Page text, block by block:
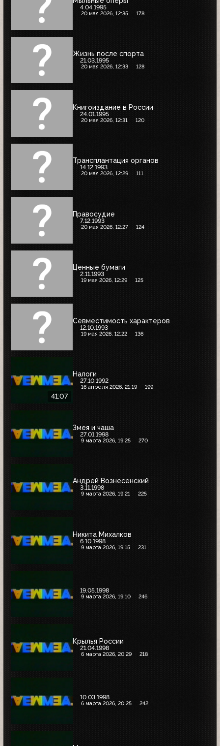
4.04.1995
20 мая 2026, 12:35 178
Жизнь после спорта
21.03.1995
20 мая 2026, 12:33 128
Книгоиздание в России
24.01.1995
20 мая 2026, 12:31 120
Трансплантация органов
14.12.1993
20 мая 2026, 12:29 111
Правосудие
7.12.1993
20 мая 2026, 12:27 124
Ценные бумаги
2.11.1993
19 мая 2026, 12:29 125
Севместимость характеров
12.10.1993
19 мая 2026, 12:22 136
41:07
Налоги
27.10.1992
16 апреля 2026, 21:19 199
Змея и чаша
27.01.1998
9 марта 2026, 19:25 270
Андрей Вознесенский
3.11.1998
9 марта 2026, 19:21 225
Никита Михалков
6.10.1998
9 марта 2026, 19:15 231
19.05.1998
9 марта 2026, 19:10 246
Крылья России
21.04.1998
6 марта 2026, 20:29 218
10.03.1998
6 марта 2026, 20:25 242